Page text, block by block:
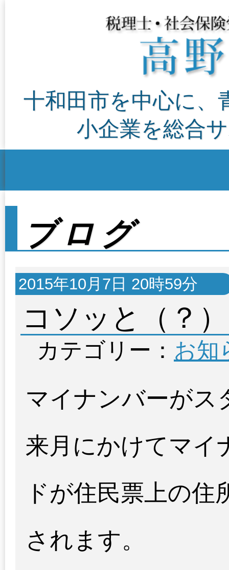
十和田市を中心に、
小企業を総合
ブログ
2015年10月7日 20時59分
コソッと（？
カテゴリー： お知
マイナンバーがス
来月にかけてマイ
ドが住民票上の住
されます。